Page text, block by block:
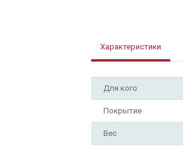
Характеристики
Для кого
Покрытие
Вес